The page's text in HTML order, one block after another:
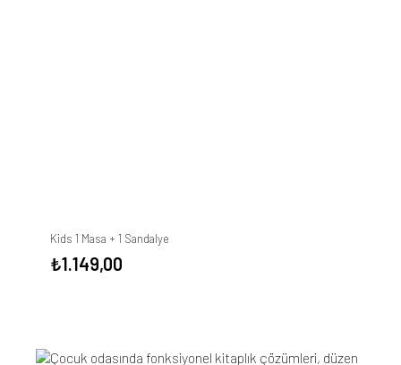
Kids 1 Masa + 1 Sandalye
₺1.149,00